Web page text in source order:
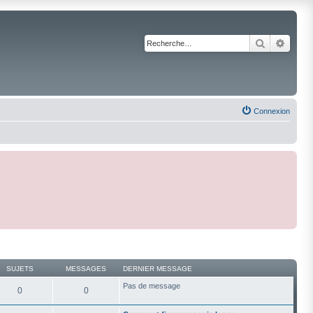
Rechercher
Connexion
SUJETS MESSAGES DERNIER MESSAGE
0 0 Pas de message